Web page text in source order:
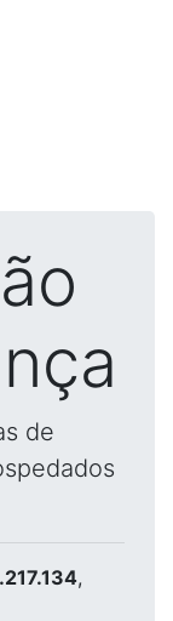
de
,